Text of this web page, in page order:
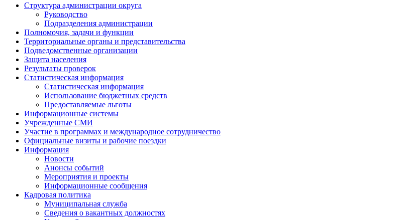
Структура администрации округа
Руководство
Подразделения администрации
Полномочия, задачи и функции
Территориальные органы и представительства
Подведомственные организации
Защита населения
Результаты проверок
Статистическая информация
Статистическая информация
Использование бюджетных средств
Предоставляемые льготы
Информационные системы
Учрежденные СМИ
Участие в программах и международное сотрудничество
Официальные визиты и рабочие поездки
Информация
Новости
Анонсы событий
Мероприятия и проекты
Информационные сообщения
Кадровая политика
Муниципальная служба
Сведения о вакантных должностях